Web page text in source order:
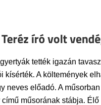
író volt
tették igazán
kísérték. A költemények
neves előadó. A
műsorának stábja.